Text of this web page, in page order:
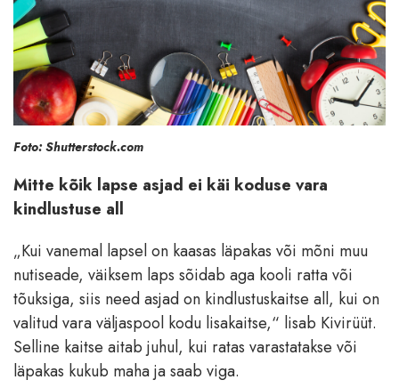
Foto: Shutterstock.com
Mitte kõik lapse asjad ei käi koduse vara
kindlustuse all
„Kui vanemal lapsel on kaasas läpakas või mõni muu
nutiseade, väiksem laps sõidab aga kooli ratta või
tõuksiga, siis need asjad on kindlustuskaitse all, kui on
valitud vara väljaspool kodu lisakaitse,“ lisab Kivirüüt.
Selline kaitse aitab juhul, kui ratas varastatakse või
läpakas kukub maha ja saab viga.